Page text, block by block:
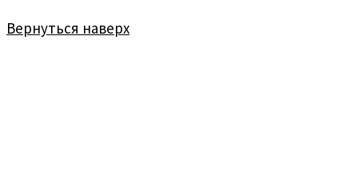
Вернуться наверх